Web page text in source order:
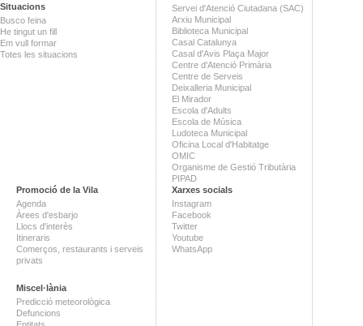
Situacions
Busco feina
He tingut un fill
Em vull formar
Totes les situacions
Servei d'Atenció Ciutadana (SAC)
Arxiu Municipal
Biblioteca Municipal
Casal Catalunya
Casal d'Avis Plaça Major
Centre d'Atenció Primària
Centre de Serveis
Deixalleria Municipal
El Mirador
Escola d'Adults
Escola de Música
Ludoteca Municipal
Oficina Local d'Habitatge
OMIC
Organisme de Gestió Tributària
PIPAD
Promoció de la Vila
Agenda
Àrees d'esbarjo
Llocs d'interès
Itineraris
Comerços, restaurants i serveis
privats
Miscel·lània
Predicció meteorològica
Defuncions
Xarxes socials
Instagram
Facebook
Twitter
Youtube
WhatsApp